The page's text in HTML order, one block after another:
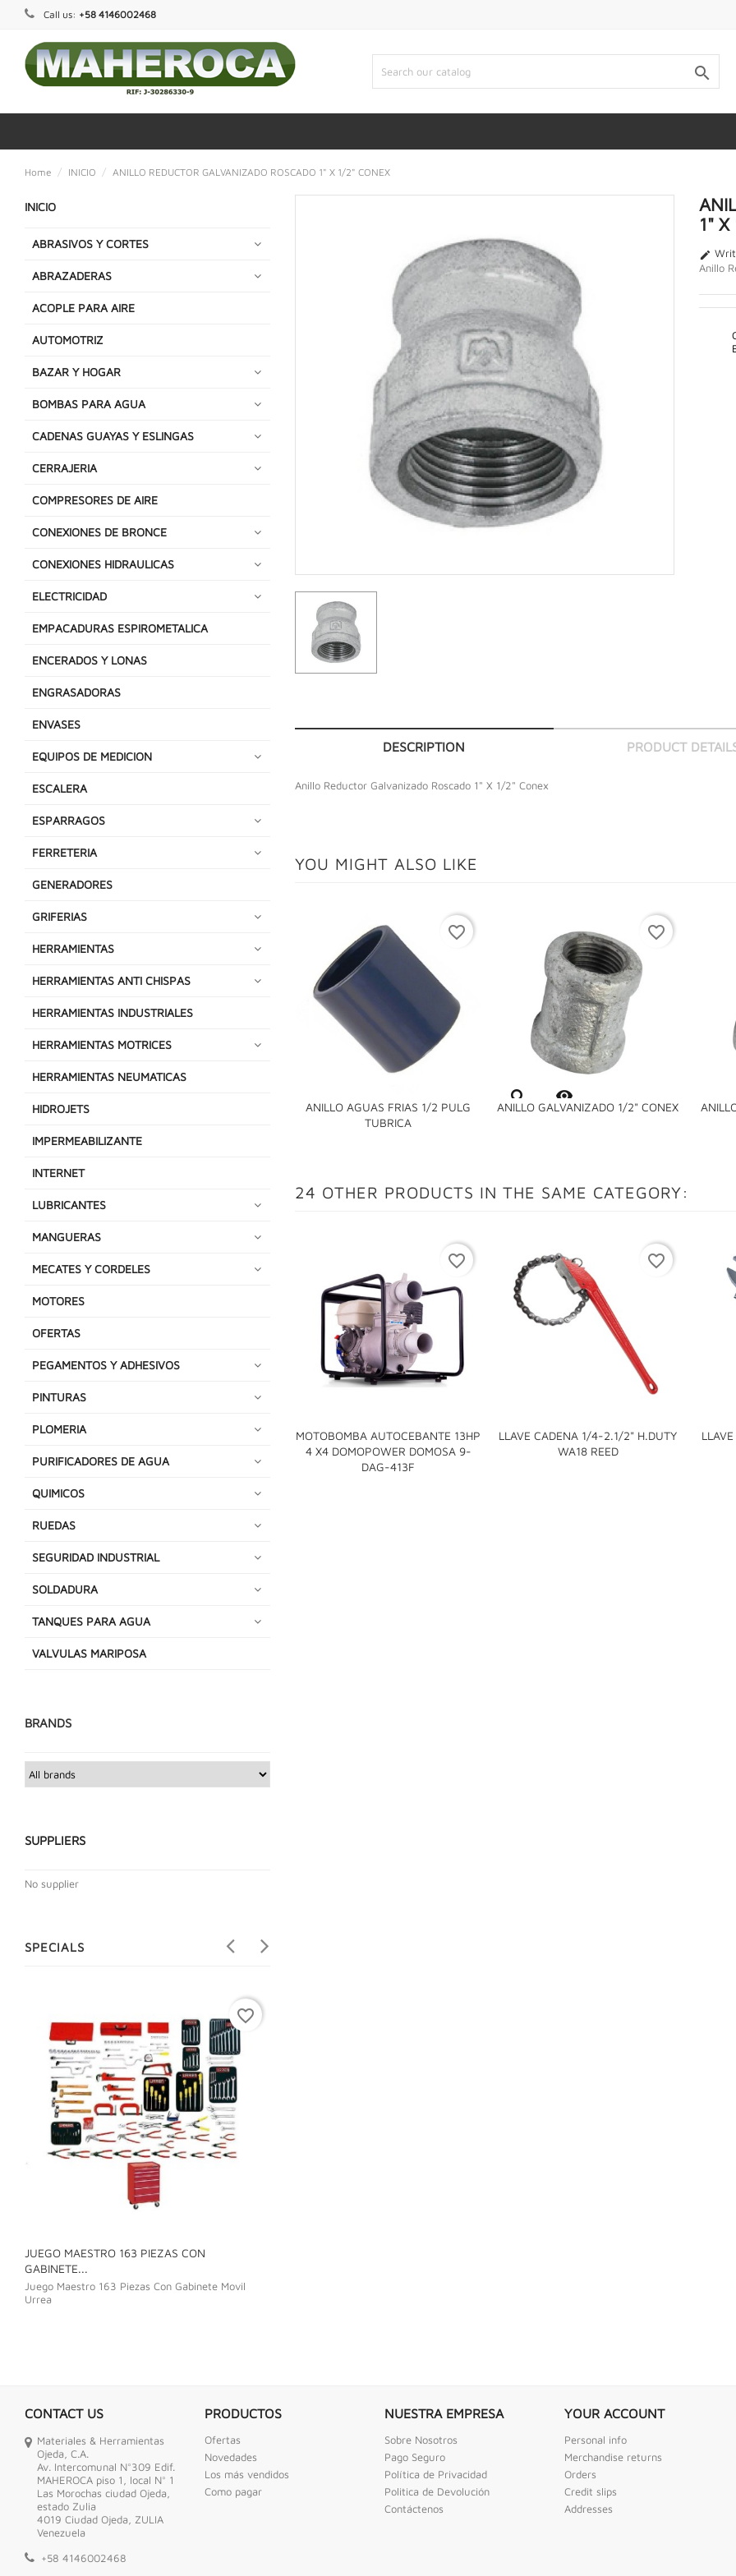
Call us: +58 4146002468

Home INICIO ANILLO REDUCTOR GALVANIZADO ROSCADO 1" X 1/2" CONEX
INICIO
ABRASIVOS Y CORTES
ABRAZADERAS
ACOPLE PARA AIRE
AUTOMOTRIZ
BAZAR Y HOGAR
BOMBAS PARA AGUA
CADENAS GUAYAS Y ESLINGAS
CERRAJERIA
COMPRESORES DE AIRE
CONEXIONES DE BRONCE
CONEXIONES HIDRAULICAS
ELECTRICIDAD
EMPACADURAS ESPIROMETALICA
ENCERADOS Y LONAS
ENGRASADORAS
ENVASES
EQUIPOS DE MEDICION
ESCALERA
ESPARRAGOS
FERRETERIA
GENERADORES
GRIFERIAS
HERRAMIENTAS
HERRAMIENTAS ANTI CHISPAS
HERRAMIENTAS INDUSTRIALES
HERRAMIENTAS MOTRICES
HERRAMIENTAS NEUMATICAS
HIDROJETS
IMPERMEABILIZANTE
INTERNET
LUBRICANTES
MANGUERAS
MECATES Y CORDELES
MOTORES
OFERTAS
PEGAMENTOS Y ADHESIVOS
PINTURAS
PLOMERIA
PURIFICADORES DE AGUA
QUIMICOS
RUEDAS
SEGURIDAD INDUSTRIAL
SOLDADURA
TANQUES PARA AGUA
VALVULAS MARIPOSA
BRANDS
SUPPLIERS
No supplier
SPECIALS
JUEGO MAESTRO 163 PIEZAS CON
GABINETE...
Juego Maestro 163 Piezas Con Gabinete Movil
Urrea
favorite_border
1"

Anillo
DESCRIPTION PRODUCT
Anillo Reductor Galvanizado Roscado 1" X 1/2" Conex
YOU MIGHT ALSO LIKE
ANILLO AGUAS FRIAS 1/2 PULG
TUBRICA

favorite_border
ANILLO GALVANIZADO 1/2" CONEX

favorite_border
24 OTHER PRODUCTS IN THE SAME CATEGORY:
MOTOBOMBA AUTOCEBANTE 13HP
4 X4 DOMOPOWER DOMOSA 9-
DAG-413F

favorite_border
LLAVE CADENA 1/4-2.1/2" H.DUTY
WA18 REED

favorite_border
CONTACT US
Materiales & Herramientas
Ojeda, C.A.
Av. Intercomunal N°309 Edif.
MAHEROCA piso 1, local N° 1
Las Morochas ciudad Ojeda,
estado Zulia
4019 Ciudad Ojeda, ZULIA
Venezuela
+58 4146002468
PRODUCTOS
Ofertas
Novedades
Los más vendidos
Como pagar
NUESTRA EMPRESA
Sobre Nosotros
Pago Seguro
Política de Privacidad
Politica de Devolución
Contáctenos
YOUR ACCOUNT
Personal info
Merchandise returns
Orders
Credit slips
Addresses